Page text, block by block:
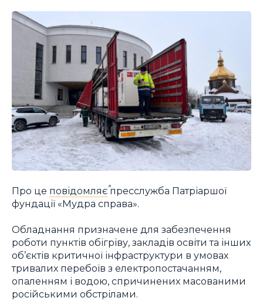
Про це повідомляєпресслужба Патріаршої
фундації «Мудра справа».
Обладнання призначене для забезпечення
роботи пунктів обігріву, закладів освіти та інших
об’єктів критичної інфраструктури в умовах
тривалих перебоїв з електропостачанням,
опаленням і водою, спричинених масованими
російськими обстрілами.